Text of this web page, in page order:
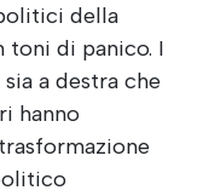
della
toni di panico. I
a destra che
hanno